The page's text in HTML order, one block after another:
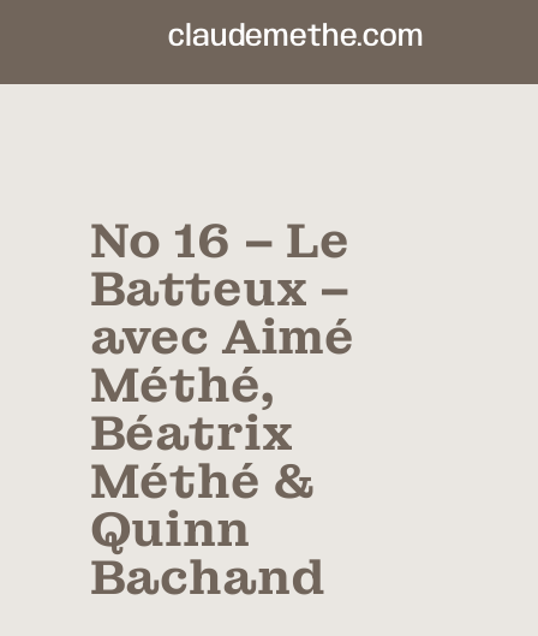
claudemethe.com
No 16 – Le
Batteux –
avec Aimé
Méthé,
Béatrix
Méthé &
Quinn
Bachand